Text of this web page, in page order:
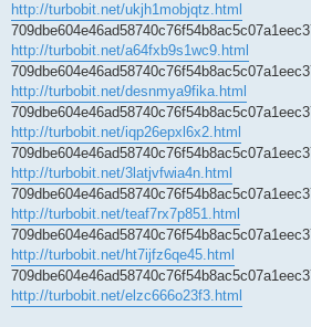
http://turbobit.net/ukjh1mobjqtz.html
http://turbobit.net/a64fxb9s1wc9.html
http://turbobit.net/desnmya9fika.html
http://turbobit.net/iqp26epxl6x2.html
http://turbobit.net/3latjvfwia4n.html
http://turbobit.net/teaf7rx7p851.html
http://turbobit.net/ht7ijfz6qe45.html
http://turbobit.net/elzc666o23f3.html